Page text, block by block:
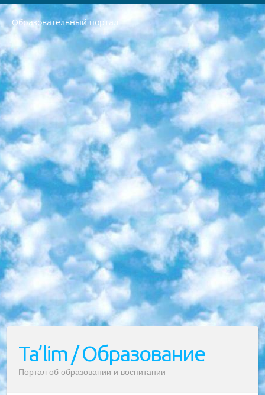
Образовательный портал
РЕСПУБЛИКА УЗБЕКИСТАН МИНИСТРЕРСТВО ДОШКОЛЬНОГО И ШКОЛЬНОГО ОБРАЗОВАНИЯ КОМАНДА в общеобразовательных учреждениях в 2023-2024 учебном году организация и проведение итоговой государственной аттестации обучающихся о Министра дошкольного и школьного образования Республики Узбекистан от 4 марта 2008 года (постановлением Минюста от 20 марта 2008 года № 1778 государственной регистрации) «Итоговое состояние учащихся общего среднего образования на основании положения об утверждении положения об аттестации общего среднего образования выпускной экзамен студентов в образовательных учреждениях в 2023-2024 учебном году В целях организации и прохождения аттестации приказываю: 1. Следующее: перечень предметов, по которым будет проводиться итоговая государственная аттестация и экзамен формы перевода согласно приложению 1; сертификаты международного образца, оценивающие уровень владения иностранными языками перечень согласно приложению 2; 2. Педагогический при специализированных образовательных учреждениях. научно-практический центр квалификации и международной оценки (Д.Давидова) 2024 г. До 25 марта: задания по предметам, по которым будет проводиться итоговая аттестация разработка и утверждение технических условий; итоговая аттестация на основании разработанного предметного задания разработка вопросов по предметам (устно и письменно), экзамен передача; общеобразовательные средние школы и специальные учебные заведения учащиеся выпускных классов школ и интернатов в агентской системе подготовка базы данных экзаменационных материалов и критериев оценки; перевод базы экзаменационных материалов на все языки обучения подать в Республиканский образовательный центр для изготовления; варианты экзаменов на основе разработанных контрольных материалов пусть будут поставлены задачи формирования. 3. Республиканский образовательный центр (Ш.Худайкулов) до 5 апреля 2024 года. до: база данных предоставленных экзаменационных материалов на все языки обучения перевод и экспертиза; для слепых, слабовидящих, глухих, слабослышащих и умственно отсталых детей учащиеся выпускных классов специализированных школ и школ-интернатов база данных экзаменационных материалов на всех преподаваемых языках подготовка критериев оценки; специализированные школы для умственно отсталых детей и технологии для учащихся выпускных классов школ-интернатов разработка соответствующих рекомендаций и критериев проведения ЕГЭ по естествознанию давать задания. 4. Педагогический при специализированных образовательных учреждениях. Научно-практический центр навыков и международной оценки (Д.Давидова), Республика образовательный центр (Худайкулов Ш.) итоговый государственный аттестационный экзамен ориентирован на творческое и логическое мышление при подготовке базы материалов учитывать введение заданий. 5. Следует отметить, что: сертификат государственного образца о знании общеобразовательного предмета и как минимум национальный уровень B1 по предметам на иностранных языках, указанным в Приложении 2. или международно признанный сертификат эквивалентного уровня студенты, изучающие определенный предмет, освобождаются от экзамена; по соответствующим предметам запланирована итоговая государственная аттестация за день до дня, путем жеребьевки Рабочей группой (в письменной форме по предметам, проводимым в форме) из числа сформированных вариантов выбрано 2 варианта; 2 выбранных варианта экзамена анонсированы на официальном сайте министерства и все выпускники по всей стране на основе этих вариантов проводит итоговую государственную аттестацию. 6. Государственное образование учащихся средних общеобразовательных учреждений. знания в соответствии с квалификационными требованиями, которые необходимо приобрести на основании стандартов итоговый (выпускной) контроль для 9 и 11 классов в целях тестирования Экзамены (далее – экзамены) состоят из предметов, перечисленных в приложении 1. будет сделано. 7. Экзамены пройдут с 26 мая по 15 июня 2024 г. (кроме науки физического воспитания). 8. Физическая для учащихся 9 классов общесредних образовательных учреждений. Экзамены по предмету «Образование, квалификация медицина» 1-6 мая 2024 года. сотрудники перевести под присмотр (с отклонениями в физическом или умственном развитии) специализированная школа для детей, школы-интернаты и со сколиозом школы-интернаты санаторного типа для больных детей исключены). 9. Он был слепым, слабовидящим и имел нарушения опорно-двигательного аппарата. экзамены в специализированных школах и интернатах для детей должны проводиться исходя из требований, предъявляемых к общеобразовательным учреждениям (физкультура кроме науки). 10. Специализированная школа для глухих и слабослышащих детей. и экзамены в интернатах и быть реализован в виде письменного теста по математике. 11. Специальность для умственно отсталых детей. Для 9 класса Родной язык и литературное письмо Государственный язык (язык обучения – узбекский). для неклассов) написано Математическое письмо Письменная/устная история Узбекистана Физическое воспитание практично Итоговый контроль Для 11 класса Написание родного языка и литературы (эссе) Математическое письмо Узбекский язык (обучение на узбекском языке) не посещающее общее среднее образование для учреждений)/Образовательное учреждение выбор письменный и устный Иностранный язык письменный/устный Письменная/устная история Узбекистана *По выбору студента:  Химия  Физика  Основы государственного права  География 10 бесплатных образовательных ресурсов - Мы составили подборку онлайн-проектов с интерактивными упражнениями, видеолекциями и статьями. Они помогут вам обрести новые и освежить старые знания бесплатно. 1. «ИНТУИТ» Старейшая образовательная площадка Рунета. Здесь вы найдёте сотни текстовых и видеокурсов на десятки различных тем — от программирования до психологии. Многие курсы подготовлены российскими университетами и крупными международными компаниями вроде Intel и Microsoft. Самостоятельное обучение бесплатное, но желающие могут оплатить услуги персональных наставников. 2. «Смартия» знакомит с актуальными профессиями и подсказывает, как им обучаться. Выбрав заинтересовавшую вас специальность — SMM-специалист, фотограф, веб-дизайнер или другую, — увидите список необходимых для неё умений. Чтобы вы могли освоить их самостоятельно, для каждого умения площадка отображает подборку ссылок на учебные материалы. Хотя «Смартия» ориентируется на русскоязычную аудиторию, часть контента всё же доступна только на английском. 3. «Лекторий Физтеха» Проект Московского физико-технического института (Физтеха). С его помощью вы можете смотреть онлайн серии лекций, записанные на видео в этом вузе. В числе доступных предметов — физика, биология, химия, информационные технологии и другие. К некоторым лекциям администрация ресурса прилагает готовые конспекты, которые можно скачивать в PDF-формате. 4. ITMOcourses Онлайн-площадка Санкт-Петербургского национального исследовательского университета информационных технологий, механики и оптики (ИТМО). Ресурс предоставляет свободный доступ к курсам, разработанным в этом вузе. Каталог материалов разбит на четыре категории: «Оптические системы и технологии», «Приборостроение и робототехника», «Информационные технологии» и «Биотехнологии». Курсы состоят из видеолекций, интерактивных демонстраций и заданий. 5. «КиберЛенинка» Электронная научная библиотека открытого доступа. Каталог площадки регулярно обрастает текстами статей из различных научных изданий. Сгруппированные по журналам и рубрикам публикации можно читать онлайн или скачивать целиком в PDF-формате. Проект нацелен на популяризацию науки за счёт открытого доступа к качественной информации. 6. «ПостНаука» На этом ресурсе публикуют подборки видеолекций, составленные экспертами из разных отраслей и объединённые общими темами. Среди них, к примеру, есть серии «Биоинформатика и геномика», «Культура средневековой Скандинавии» и Cinema Studies о теории кино. Каждая подборка лекций — логически связанная история, рассказанная экспертом от первого лица. Кроме того, на сайте появляются научно-образовательные статьи и тесты на разные темы. 7. «Newочём» Команда проекта «Newочём» отбирает самые интересные тексты из англоязычных СМИ и переводит те из них, за которые голосуют участники сообщества «ВКонтакте». По большей части это научно-популярные статьи. Редакторы придумывают лишь заголовки, в остальном содержание переводов соответствует оригиналам. Полные тексты можно читать прямо в социальной сети. 8. InternetUrok Онлайн-база материалов по основным дисциплинам школьной программы. Информация на сайте структурирована по классам, предметам и темам (урокам). Каждый урок состоит из видеолекций и конспектов. Есть также интерактивные тренажёры и тесты для закрепления пройденного материала. Даже если вы давно окончили школу, возможность повторить программу старших классов всегда может пригодиться. 9. Edutainme Ещё один ресурс об образовании. В отличие от Newtonew, как мне кажется, Edutainme больше ориентируется на представителей индустрии: педагогов, предпринимателей, разработчиков образовательных проектов. Но и любой, кто просто стремится к саморазвитию, найдёт на сайте много полезного и интересного для себя. Например, информацию о новых курсах и образовательных сервисах. 10. Newtonew Онлайн-медиа об образовании и обучении в широком смысле. Авторы Newtonew пишут об инструментах, заведениях, тактиках и стратегиях, которые помогают учить других и получать новые знания самостоятельно. На этой площадке вы найдёте новости, обзоры, аналитические мат
Ta’lim / Образование
Портал об образовании и воспитании